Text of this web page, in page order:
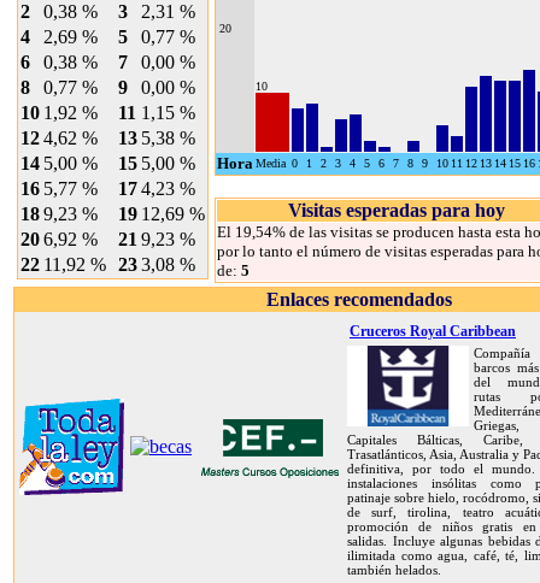
2
0,38 % 3
2,31 %
4
2,69 % 5
0,77 %
6
0,38 % 7
0,00 %
8
0,77 % 9
0,00 %
10 1,92 % 11 1,15 %
124,62 % 13 5,38 %
14 5,00 % 15 5,00 %
16 5,77 % 174,23 %
189,23 % 19 12,69 %
206,92 % 21 9,23 %
22 11,92 % 233,08 %
20
10
HoraMedia 0 1 2 3 4 5 6 7 8 9 10 11 12 13 14 15 16
Visitas esperadas para hoy
El 19,54% de las visitas se producen hasta esta
por lo tanto el número de visitas esperadas para
de: 5
Enlaces recomendados
Cruceros Royal Caribbean
barcos
del
rutas
Griegas,
Capitales Bálticas, Caribe,
Trasatlánticos, Asia, Australia y
definitiva, por todo el mundo.
instalaciones insólitas como
patinaje sobre hielo, rocódromo,
de surf, tirolina, teatro
promoción de niños gratis en
salidas. Incluye algunas bebidas
ilimitada como agua, café, té,
también helados.